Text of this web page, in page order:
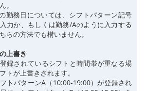
。
勤務日については、シフトパターン記号
力か、もしくは勤務/Aのように入力する
らの方法でも構いません。
上書き
録されているシフトと時間帯が重なる場
トが上書きされます。
トパターンA（10:00-19:00）が登録され